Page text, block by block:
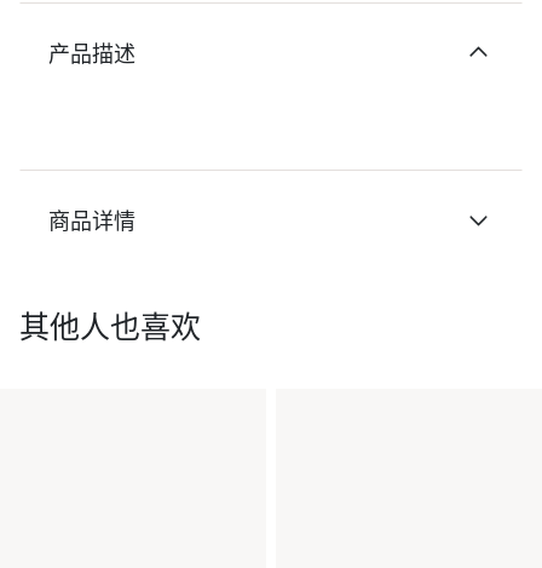
产品描述
商品详情
其他人也喜欢